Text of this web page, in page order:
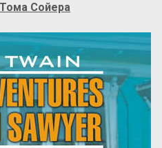
Сойера